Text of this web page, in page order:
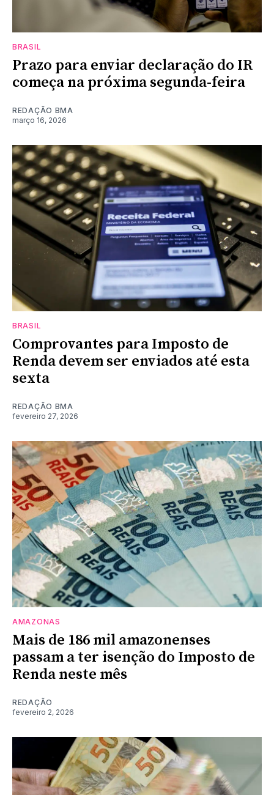
BRASIL
Prazo para enviar declaração do IR
começa na próxima segunda-feira
REDAÇÃO BMA
março 16, 2026
BRASIL
Comprovantes para Imposto de
Renda devem ser enviados até esta
sexta
REDAÇÃO BMA
fevereiro 27, 2026
AMAZONAS
Mais de 186 mil amazonenses
passam a ter isenção do Imposto de
Renda neste mês
REDAÇÃO
fevereiro 2, 2026